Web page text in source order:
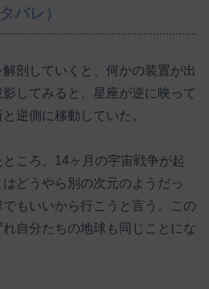
バレ）
剖していくと、何かの装置が出
してみると、星座が逆に映って
逆側に移動していた。
ころ、14ヶ月の宇宙戦争が起
どうやら別の次元のようだっ
もいいから行こうと言う。この
自分たちの地球も同じことにな